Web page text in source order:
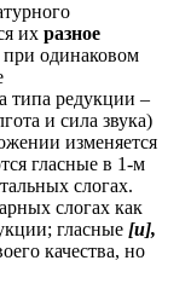
их разное
при одинаковом
типа редукции –
и сила звука)
изменяется
гласные в 1-м
слогах.
слогах как
гласные [и],
качества, но